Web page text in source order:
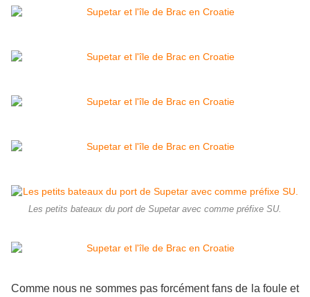
Les petits bateaux du port de Supetar avec comme préfixe SU.
Comme nous ne sommes pas forcément fans de la foule et